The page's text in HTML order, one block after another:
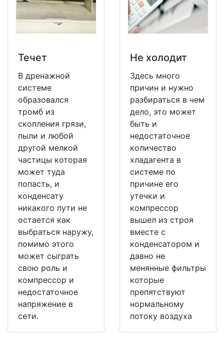
Течет
В дренажной
системе
образовался
тромб из
скопления грязи,
пыли и любой
другой мелкой
частицы которая
может туда
попасть, и
конденсату
никакого пути не
остается как
выбраться наружу,
помимо этого
может сыграть
свою роль и
компрессор и
недостаточное
напряжение в
сети.
Не холодит
Здесь много
причин и нужно
разбираться в чем
дело, это может
быть и
недостаточное
количество
хладагента в
системе по
причине его
утечки и
компрессор
вышел из строя
вместе с
конденсатором и
давно не
менянные фильтры
которые
препятствуют
нормальному
потоку воздуха